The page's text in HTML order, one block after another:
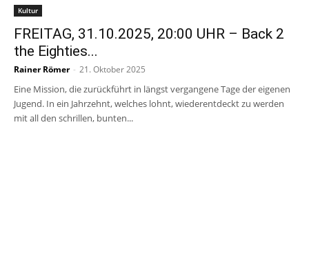
Kultur
FREITAG, 31.10.2025, 20:00 UHR – Back 2
the Eighties...
Rainer Römer - 21. Oktober 2025
Eine Mission, die zurückführt in längst vergangene Tage der eigenen
Jugend. In ein Jahrzehnt, welches lohnt, wiederentdeckt zu werden
mit all den schrillen, bunten...